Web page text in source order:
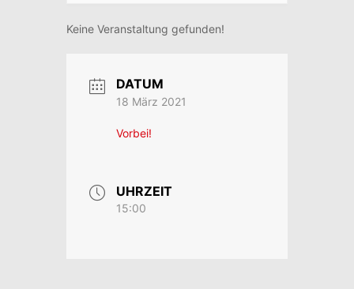
Keine Veranstaltung gefunden!
DATUM
18 März 2021
Vorbei!
UHRZEIT
15:00